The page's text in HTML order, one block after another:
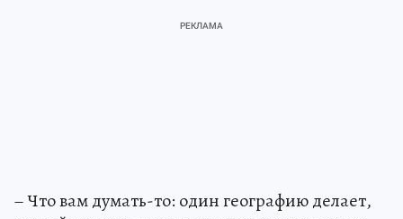
– Что вам думать-то: один географию делает,